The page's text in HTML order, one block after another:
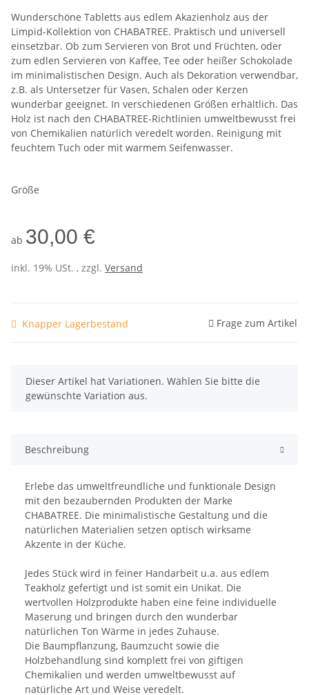
Wunderschöne Tabletts aus edlem Akazienholz aus der
Limpid-Kollektion von CHABATREE. Praktisch und universell
einsetzbar. Ob zum Servieren von Brot und Früchten, oder
zum edlen Servieren von Kaffee, Tee oder heißer Schokolade
im minimalistischen Design. Auch als Dekoration verwendbar,
z.B. als Untersetzer für Vasen, Schalen oder Kerzen
wunderbar geeignet. In verschiedenen Größen erhältlich. Das
Holz ist nach den CHABATREE-Richtlinien umweltbewusst frei
von Chemikalien natürlich veredelt worden. Reinigung mit
feuchtem Tuch oder mit warmem Seifenwasser.
Größe
ab 30,00 €
inkl. 19% USt. , zzgl. Versand
Knapper Lagerbestand Frage zum Artikel
x
Dieser Artikel hat Variationen. Wählen Sie bitte die
gewünschte Variation aus.
Beschreibung
Erlebe das umweltfreundliche und funktionale Design
mit den bezaubernden Produkten der Marke
CHABATREE. Die minimalistische Gestaltung und die
natürlichen Materialien setzen optisch wirksame
Akzente in der Küche.
Jedes Stück wird in feiner Handarbeit u.a. aus edlem
Teakholz gefertigt und ist somit ein Unikat. Die
wertvollen Holzprodukte haben eine feine individuelle
Maserung und bringen durch den wunderbar
natürlichen Ton Wärme in jedes Zuhause.
Die Baumpflanzung, Baumzucht sowie die
Holzbehandlung sind komplett frei von giftigen
Chemikalien und werden umweltbewusst auf
natürliche Art und Weise veredelt.